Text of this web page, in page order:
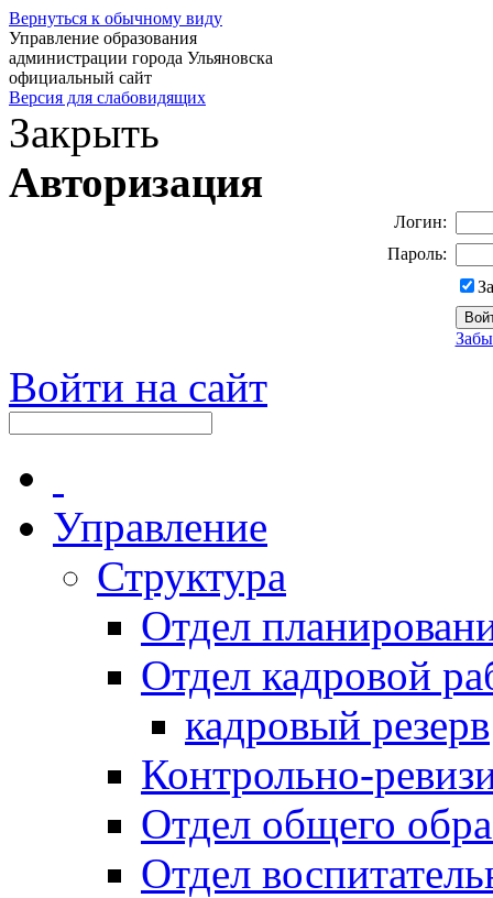
Вернуться к обычному виду
Управление образования
администрации города Ульяновска
официальный сайт
Версия для слабовидящих
Закрыть
Авторизация
Логин:
Пароль:
Войти на сайт
Управление
Структура
Отдел
Отдел кадровой
кадровый резерв
Контрольно-
Отдел общего
Отдел